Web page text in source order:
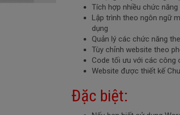
Tích hợp nhiều chức năng
Lập trình theo ngôn ngữ
dụng
Quản lý các chức năng
Tùy chỉnh website theo
Code tối ưu với các công
Website được thiết kế
Đặc biệt: